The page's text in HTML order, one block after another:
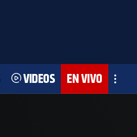
VIDEOS EN VIVO